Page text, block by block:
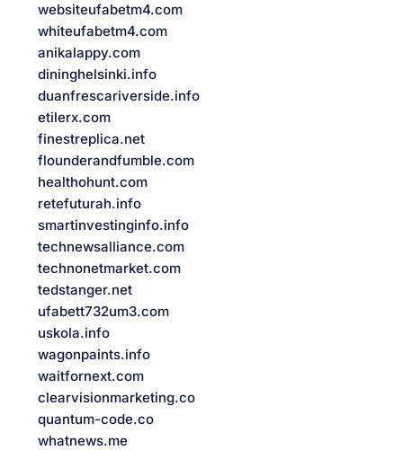
websiteufabetm4.com
whiteufabetm4.com
anikalappy.com
dininghelsinki.info
duanfrescariverside.info
etilerx.com
finestreplica.net
flounderandfumble.com
healthohunt.com
retefuturah.info
smartinvestinginfo.info
technewsalliance.com
technonetmarket.com
tedstanger.net
ufabett732um3.com
uskola.info
wagonpaints.info
waitfornext.com
clearvisionmarketing.co
quantum-code.co
whatnews.me